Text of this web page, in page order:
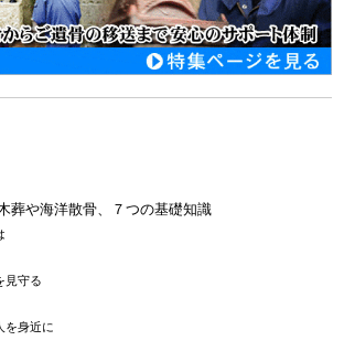
葬や海洋散骨、７つの基礎知識
見守る
を身近に